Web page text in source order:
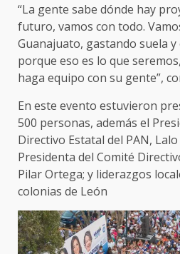
“La gente sabe dónde hay
futuro, vamos con todo.
Guanajuato, gastando suela
porque eso es lo que
haga equipo con su gente”,
En este evento estuvieron
500 personas, además el
Directivo Estatal del PAN,
Presidenta del Comité
Pilar Ortega; y liderazgos
colonias de León